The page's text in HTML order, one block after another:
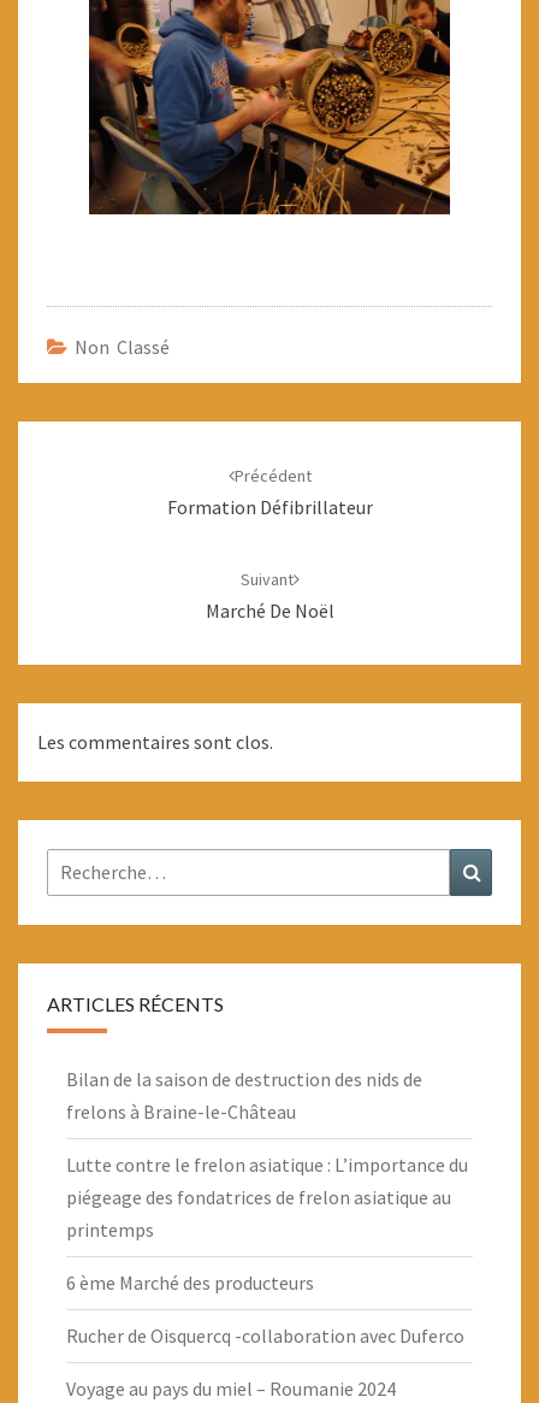
Non Classé
Précédent
Formation Défibrillateur
Suivant
Marché De Noël
Les commentaires sont clos.
Rechercher :
ARTICLES RÉCENTS
Bilan de la saison de destruction des nids de
frelons à Braine-le-Château
Lutte contre le frelon asiatique : L’importance du
piégeage des fondatrices de frelon asiatique au
printemps
6 ème Marché des producteurs
Rucher de Oisquercq -collaboration avec Duferco
Voyage au pays du miel – Roumanie 2024